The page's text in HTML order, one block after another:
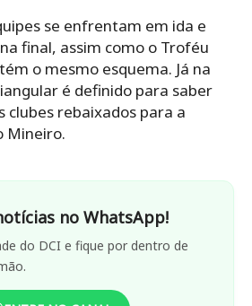
se enfrentam em ida e
final, assim como o Troféu
o mesmo esquema. Já na
é definido para saber
clubes rebaixados para a
Mineiro.
no WhatsApp!
do DCI e fique por dentro de